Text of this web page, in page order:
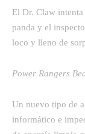
El Dr. Claw
panda y el
loco y lleno de
Power Rangers
Un nuevo tipo de
informático e